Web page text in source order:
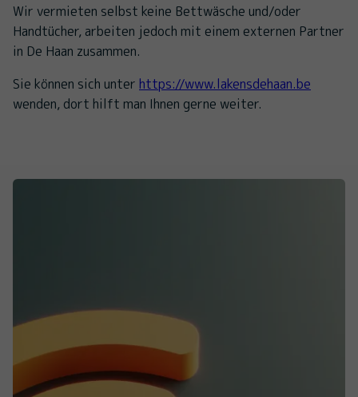
Wir vermieten selbst keine Bettwäsche und/oder
Handtücher, arbeiten jedoch mit einem externen Partner
in De Haan zusammen.
Sie können sich unter https://www.lakensdehaan.be
wenden, dort hilft man Ihnen gerne weiter.